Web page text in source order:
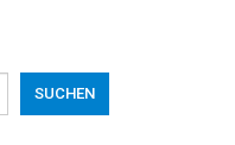
SUCHEN